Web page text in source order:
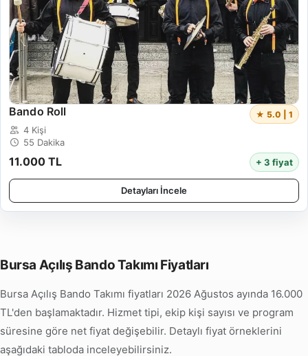
Bando Roll ★ 5.0 | 1
4 Kişi
55 Dakika
11.000 TL + 3 fiyat
Detayları İncele
Bursa Açılış Bando Takımı Fiyatları
Bursa Açılış Bando Takımı fiyatları 2026 Ağustos ayında 16.000
TL'den başlamaktadır. Hizmet tipi, ekip kişi sayısı ve program
süresine göre net fiyat değişebilir. Detaylı fiyat örneklerini
aşağıdaki tabloda inceleyebilirsiniz.